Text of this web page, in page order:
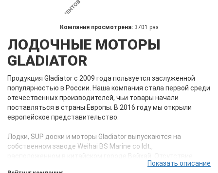
Компания просмотрена: 3701 раз
ЛОДОЧНЫЕ МОТОРЫ
GLADIATOR
Продукция Gladiator с 2009 года пользуется заслуженной
популярностью в России. Наша компания стала первой среди
отечественных производителей, чьи товары начали
поставляться в страны Европы. В 2016 году мы открыли
европейское представительство.
Лодки, SUP доски и моторы Gladiator выпускаются на
собственном заводе Weihai BS Marine co ldt.,
расположенном в китайском городе Вейхай. Отсутствие
лишних посредников позволяет нам создаватьПоказать описание